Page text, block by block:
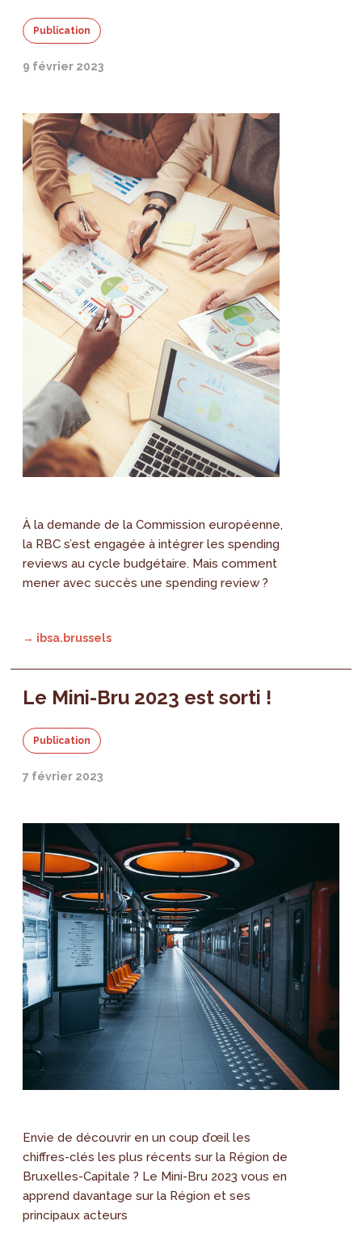
Publication
9 février 2023
À la demande de la Commission européenne,
la RBC s’est engagée à intégrer les spending
reviews au cycle budgétaire. Mais comment
mener avec succès une spending review ?
→ ibsa.brussels
Le Mini-Bru 2023 est sorti !
Publication
7 février 2023
Envie de découvrir en un coup d’œil les
chiffres-clés les plus récents sur la Région de
Bruxelles-Capitale ? Le Mini-Bru 2023 vous en
apprend davantage sur la Région et ses
principaux acteurs